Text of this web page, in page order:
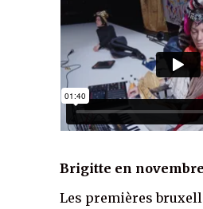
Brigitte en novembre
Les premières